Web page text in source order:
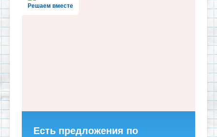
Решаем вместе
Есть предложения по